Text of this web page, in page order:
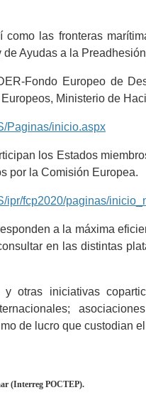
las fronteras
Ayudas a la
Fondo Europeo de
Ministerio de
Paginas/inicio.aspx
los Estados
por la Comisión Europea.
ipr/fcp2020/paginas/
a la máxima
en las distintas
iniciativas
de lucro que custodian
(Interreg POCTEP).